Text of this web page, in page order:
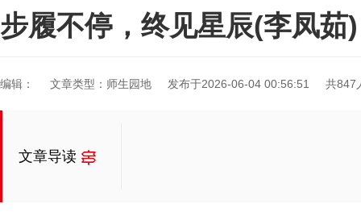
步履不停，终见星辰(李凤茹)
编辑： 文章类型：师生园地 发布于2026-06-04 00:56:51 共847
文章导读